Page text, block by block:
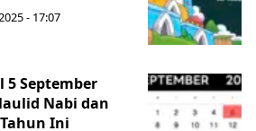
- 17:07
5 September
Nabi dan
Ini